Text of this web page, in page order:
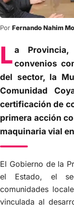
Por Fernando Nahim
La
convenios
del sector, la
Comunidad
certificación de
primera acción
maquinaria vial
El Gobierno de la
el Estado, el
comunidades
vinculada al